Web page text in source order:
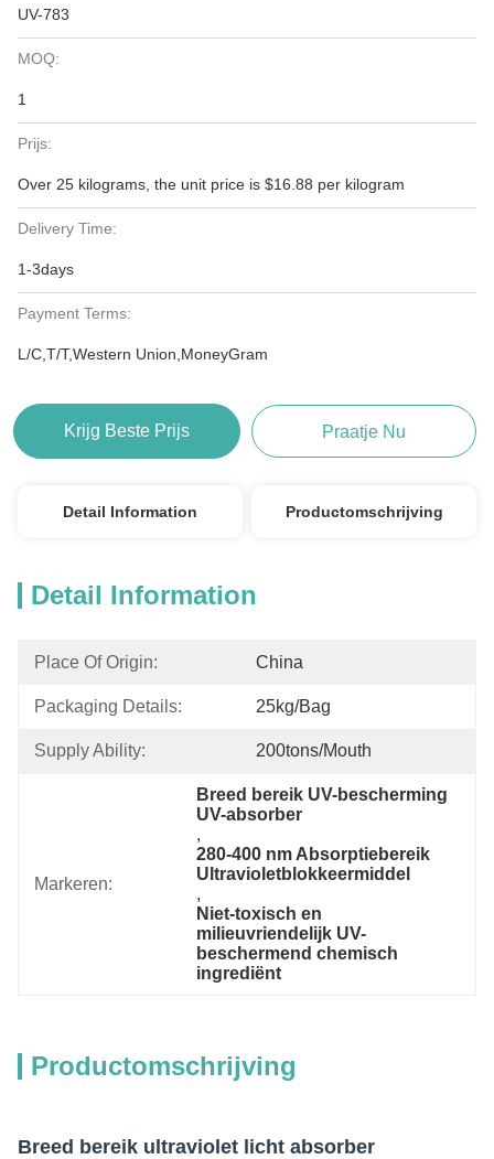
UV-783
MOQ:
1
Prijs:
Over 25 kilograms, the unit price is $16.88 per kilogram
Delivery Time:
1-3days
Payment Terms:
L/C,T/T,Western Union,MoneyGram
Krijg Beste Prijs Praatje Nu
Detail Information Productomschrijving
Detail Information
Place Of Origin: China
Packaging Details: 25kg/bag
Supply Ability: 200tons/mouth
Markeren:
Breed bereik UV-bescherming
UV-absorber
,
280-400 nm Absorptiebereik
Ultravioletblokkeermiddel
,
Niet-toxisch en
milieuvriendelijk UV-
beschermend chemisch
ingrediënt
Productomschrijving
Breed bereik ultraviolet licht absorber